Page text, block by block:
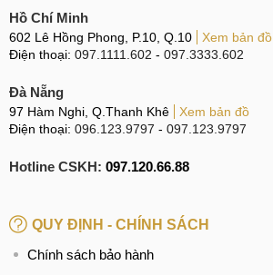
Hồ Chí Minh
602 Lê Hồng Phong, P.10, Q.10
Xem bản đồ
Điện thoại: 097.1111.602 - 097.3333.602
Đà Nẵng
97 Hàm Nghi, Q.Thanh Khê
Xem bản đồ
Điện thoại: 096.123.9797 - 097.123.9797
Hotline CSKH: 097.120.66.88
QUY ĐỊNH - CHÍNH SÁCH
Chính sách bảo hành